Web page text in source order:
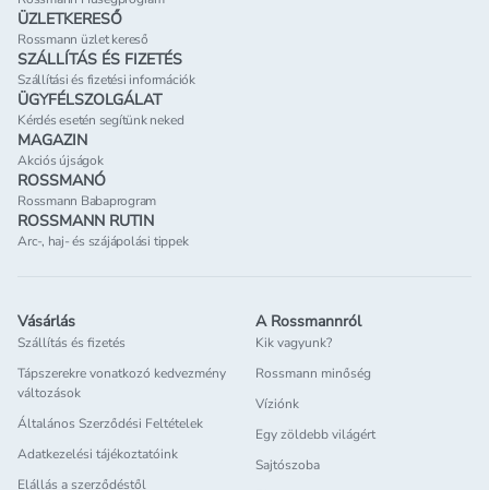
ÜZLETKERESŐ
Rossmann üzlet kereső
SZÁLLÍTÁS ÉS FIZETÉS
Szállítási és fizetési információk
ÜGYFÉLSZOLGÁLAT
Kérdés esetén segítünk neked
MAGAZIN
Akciós újságok
ROSSMANÓ
Rossmann Babaprogram
ROSSMANN RUTIN
Arc-, haj- és szájápolási tippek
Vásárlás
Szállítás és fizetés
Tápszerekre vonatkozó kedvezmény
változások
Általános Szerződési Feltételek
Adatkezelési tájékoztatóink
Elállás a szerződéstől
A Rossmannról
Kik vagyunk?
Rossmann minőség
Víziónk
Egy zöldebb világért
Sajtószoba